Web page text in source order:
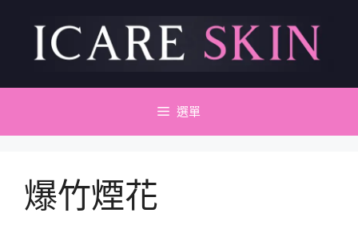
內
選單
爆竹煙花